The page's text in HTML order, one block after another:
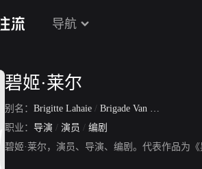
导航
碧姬·莱尔
别名： Brigitte Lahaie / Brigade Van Meerhaegue
职业： 导演 / 演员 / 编剧
碧姬·莱尔，演员、导演、编剧。代表作品为